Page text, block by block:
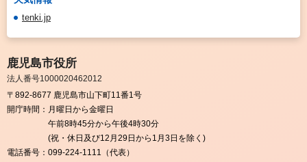
tenki.jp
鹿児島市役所
法人番号1000020462012
〒892-8677 鹿児島市山下町11番1号
開庁時間： 月曜日から金曜日
午前8時45分から午後4時30分
(祝・休日及び12月29日から1月3日を除く)
電話番号： 099-224-1111（代表）